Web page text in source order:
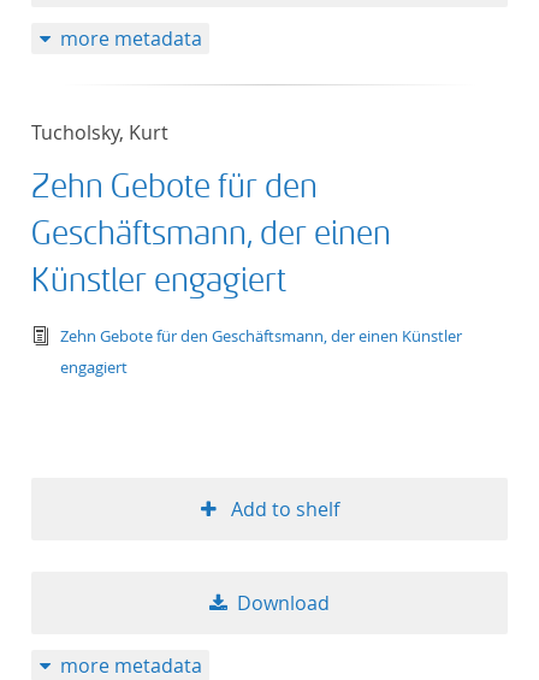
more metadata
Tucholsky, Kurt
Zehn Gebote für den
Geschäftsmann, der einen
Künstler engagiert
text/tg.edition+tg.aggregation+xml
Zehn Gebote für den Geschäftsmann, der einen Künstler
engagiert
Add to shelf
Download
more metadata